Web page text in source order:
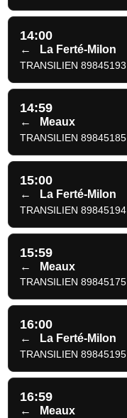
14:00
← La Ferté-Milon
TRANSILIEN 89845193
14:59
← Meaux
TRANSILIEN 89845185
15:00
← La Ferté-Milon
TRANSILIEN 89845194
15:59
← Meaux
TRANSILIEN 89845175
16:00
← La Ferté-Milon
TRANSILIEN 89845195
16:59
← Meaux